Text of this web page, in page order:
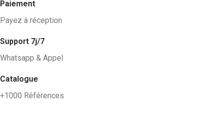
Paiement
Payez à réception
Support 7j/7
Whatsapp & Appel
Catalogue
+1000 Références